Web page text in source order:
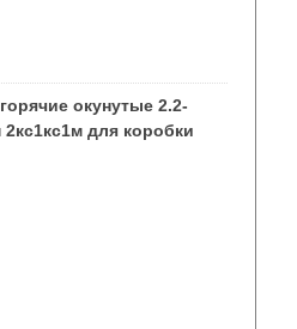
окунутые 2.2-
для коробки